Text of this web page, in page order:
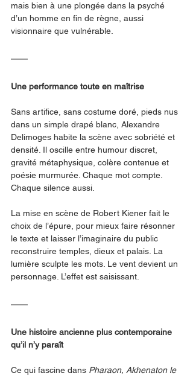
mais bien à une plongée dans la psyché
d’un homme en fin de règne, aussi
visionnaire que vulnérable.
Une performance toute en maîtrise
Sans artifice, sans costume doré, pieds nus
dans un simple drapé blanc, Alexandre
Delimoges habite la scène avec sobriété et
densité. Il oscille entre humour discret,
gravité métaphysique, colère contenue et
poésie murmurée. Chaque mot compte.
Chaque silence aussi.
La mise en scène de Robert Kiener fait le
choix de l’épure, pour mieux faire résonner
le texte et laisser l’imaginaire du public
reconstruire temples, dieux et palais. La
lumière sculpte les mots. Le vent devient un
personnage. L’effet est saisissant.
Une histoire ancienne plus contemporaine
qu’il n’y paraît
Ce qui fascine dans Pharaon, Akhenaton le